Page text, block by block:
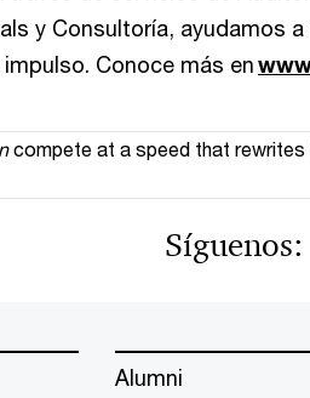
y Consultoría, ayudamos
Conoce más en
compete at a speed that rewrites
Síguenos:
Alumni